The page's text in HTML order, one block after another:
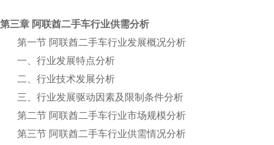
第三章 阿联酋二手车行业供需分析
第一节 阿联酋二手车行业发展概况分析
一、行业发展特点分析
二、行业技术发展分析
三、行业发展驱动因素及限制条件分析
第二节 阿联酋二手车行业市场规模分析
第三节 阿联酋二手车行业供需情况分析